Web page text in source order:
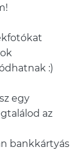
:)
egy
az
bankkártyás